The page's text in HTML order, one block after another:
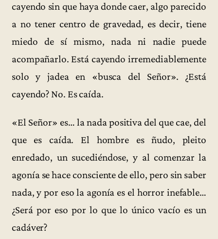
cayendo sin que haya donde caer, algo parecido
a no tener centro de gravedad, es decir, tiene
miedo de sí mismo, nada ni nadie puede
acompañarlo. Está cayendo irremediablemente
solo y jadea en «busca del Señor». ¿Está
cayendo? No. Es caída.
«El Señor» es… la nada positiva del que cae, del
que es caída. El hombre es ñudo, pleito
enredado, un sucediéndose, y al comenzar la
agonía se hace consciente de ello, pero sin saber
nada, y por eso la agonía es el horror inefable…
¿Será por eso por lo que lo único vacío es un
cadáver?